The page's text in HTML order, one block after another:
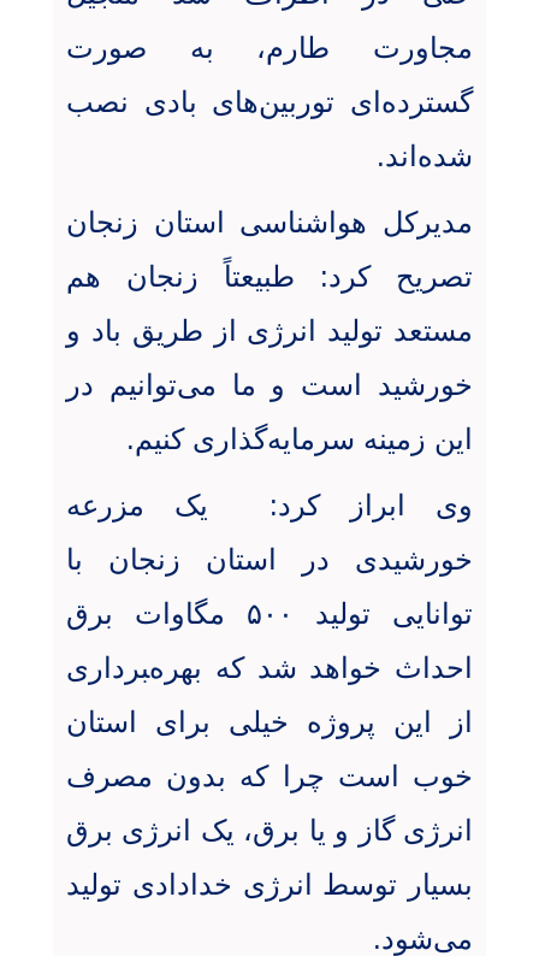
مجاورت طارم، به صورت
گسترده‌ای توربین‌های بادی نصب
شده‌اند.
مدیرکل هواشناسی استان زنجان
تصریح کرد: طبیعتاً زنجان هم
مستعد تولید انرژی از طریق باد و
خورشید است و ما می‌توانیم در
این زمینه سرمایه‌گذاری کنیم.
وی ابراز کرد:
یک مزرعه
خورشیدی در استان زنجان با
توانایی تولید ۵۰۰ مگاوات برق
احداث خواهد شد که بهره‌‍برداری
از این پروژه خیلی برای استان
خوب است چرا که بدون مصرف
انرژی گاز و یا برق، یک انرژی برق
بسیار توسط انرژی خدادادی تولید
می‌شود.